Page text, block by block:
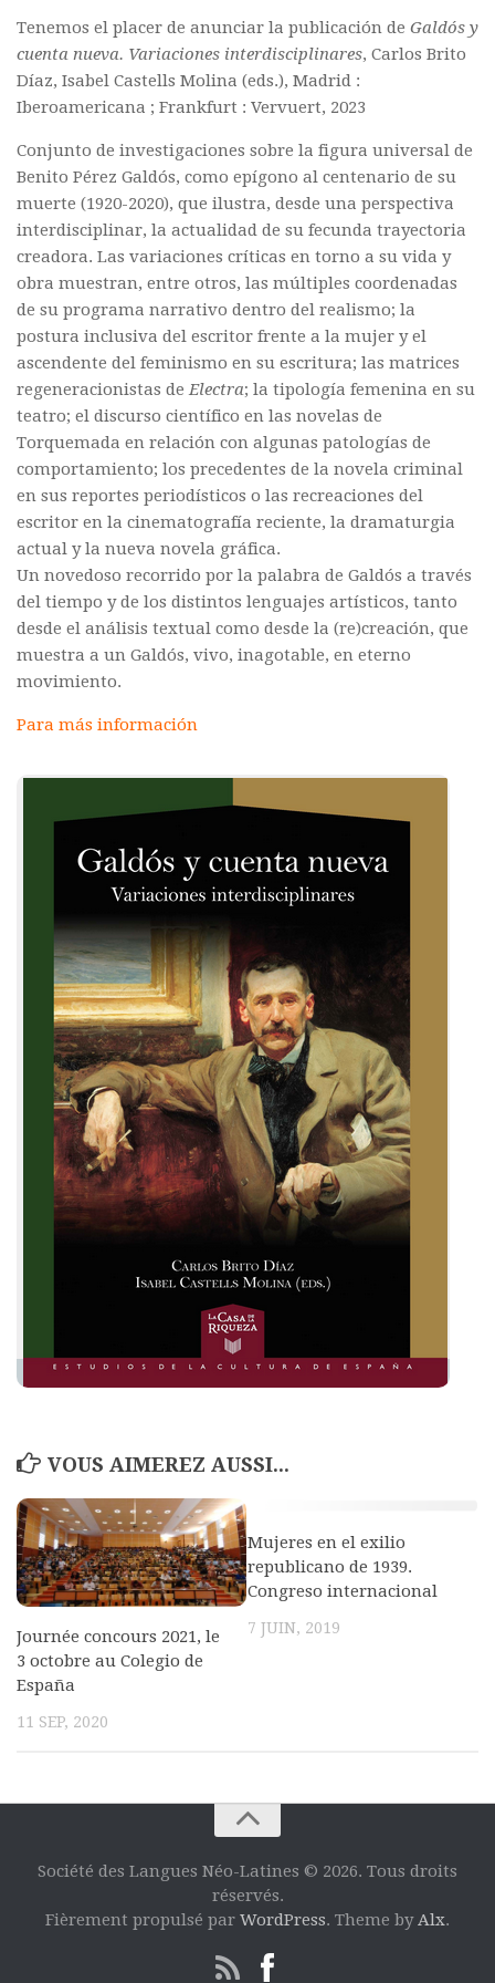
Polifonia
Programmes
Rapports
Agrégation et Capes
CPGE
« Au menu »
Actualités
Annonces
Minutes de Fred
Vous abonner / commander un numéro
Vous abonner
Commander un numéro PDF
Commander un numéro papier
Pour publier / Normes
Pour publier
Normes typographiques
Tenemos el placer de anunciar la publicación de Galdós y
cuenta nueva. Variaciones interdisciplinares, Carlos Brito
Díaz, Isabel Castells Molina (eds.), Madrid :
Iberoamericana ; Frankfurt : Vervuert, 2023
Conjunto de investigaciones sobre la figura universal de
Benito Pérez Galdós, como epígono al centenario de su
muerte (1920-2020), que ilustra, desde una perspectiva
interdisciplinar, la actualidad de su fecunda trayectoria
creadora. Las variaciones críticas en torno a su vida y
obra muestran, entre otros, las múltiples coordenadas
de su programa narrativo dentro del realismo; la
postura inclusiva del escritor frente a la mujer y el
ascendente del feminismo en su escritura; las matrices
regeneracionistas deElectra; la tipología femenina en su
teatro; el discurso científico en las novelas de
Torquemada en relación con algunas patologías de
comportamiento; los precedentes de la novela criminal
en sus reportes periodísticos o las recreaciones del
escritor en la cinematografía reciente, la dramaturgia
actual y la nueva novela gráfica.
Un novedoso recorrido por la palabra de Galdós a través
del tiempo y de los distintos lenguajes artísticos, tanto
desde el análisis textual como desde la (re)creación, que
muestra a un Galdós, vivo, inagotable, en eterno
movimiento.
Para más información
VOUS AIMEREZ AUSSI...
Journée concours 2021, le
3 octobre au Colegio de
España
11 SEP, 2020
Mujeres en el exilio
republicano de 1939.
Congreso internacional
7 JUIN, 2019
Société des Langues Néo-Latines © 2026. Tous droits
réservés.
Fièrement propulsé par WordPress. Theme byAlx.